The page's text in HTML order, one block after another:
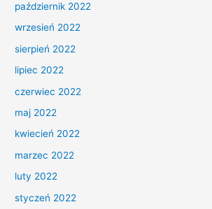
październik 2022
wrzesień 2022
sierpień 2022
lipiec 2022
czerwiec 2022
maj 2022
kwiecień 2022
marzec 2022
luty 2022
styczeń 2022